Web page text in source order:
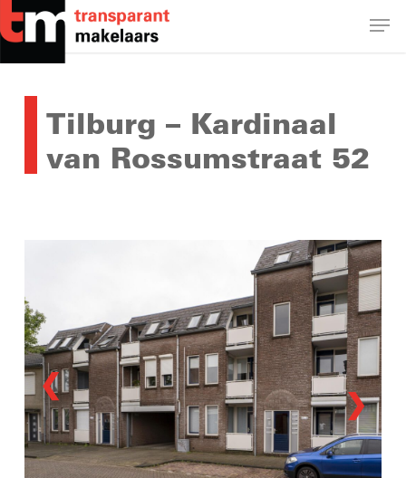
Skip
to
Tilburg – Kardinaal
van Rossumstraat 52
❮
❯